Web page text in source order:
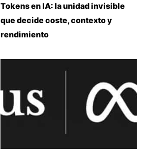
Tokens en IA: la unidad invisible
que decide coste, contexto y
rendimiento